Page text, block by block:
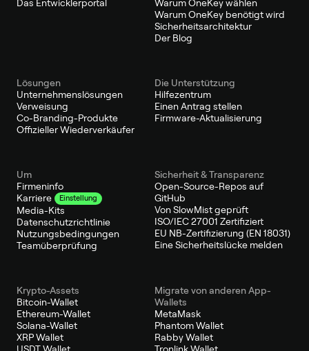
Das Entwicklerportal
Warum OneKey wählen
Warum OneKey benötigt wird
Sicherheitsarchitektur
Der Blog
Lösungen
Unternehmenslösungen
Verweisung
Co-Branding-Produkte
Offizieller Wiederverkäufer
Die Unterstützung
Hilfezentrum
Einen Antrag stellen
Firmware-Aktualisierung
Um
Firmeninfo
Karriere
Einstellung
Media-Kits
Datenschutzrichtlinie
Nutzungsbedingungen
Teamüberprüfung
Sicherheit & Transparenz
Open-Source-Repos auf
GitHub
Von SlowMist geprüft
ISO/IEC 27001 Zertifiziert
EU NB-Zertifizierung (EN 18031)
Eine Sicherheitslücke melden
Krypto-Assets
Bitcoin-Wallet
Ethereum-Wallet
Solana-Wallet
XRP Wallet
USDT Wallet
Migrate von anderen App-
Wallets
MetaMask
Phantom Wallet
Rabby Wallet
Tronlink Wallet